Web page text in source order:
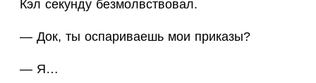
Кэл секунду безмолвствовал.
— Док, ты оспариваешь мои приказы?
— Я…